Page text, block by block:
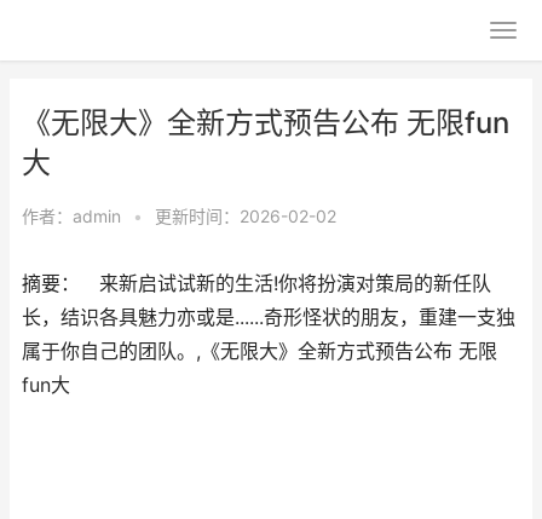
《无限大》全新方式预告公布 无限fun
大
作者： admin • 更新时间：2026-02-02
摘要： 来新启试试新的生活!你将扮演对策局的新任队
长，结识各具魅力亦或是......奇形怪状的朋友，重建一支独
属于你自己的团队。,《无限大》全新方式预告公布 无限
fun大